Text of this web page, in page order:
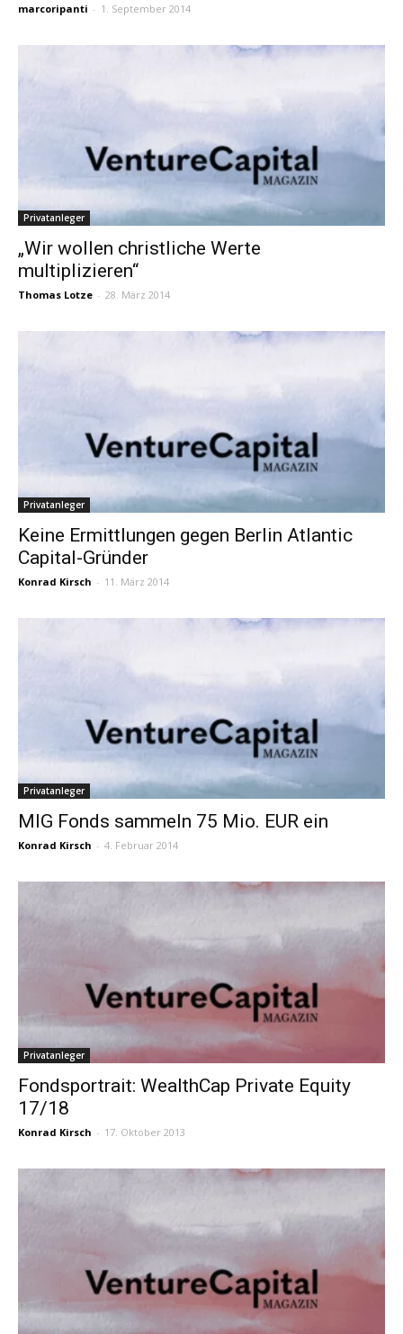
marcoripanti - 1. September 2014
Privatanleger
„Wir wollen christliche Werte
multiplizieren“
Thomas Lotze - 28. März 2014
Privatanleger
Keine Ermittlungen gegen Berlin Atlantic
Capital-Gründer
Konrad Kirsch - 11. März 2014
Privatanleger
MIG Fonds sammeln 75 Mio. EUR ein
Konrad Kirsch - 4. Februar 2014
Privatanleger
Fondsportrait: WealthCap Private Equity
17/18
Konrad Kirsch - 17. Oktober 2013